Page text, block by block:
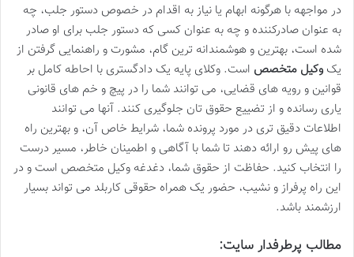
در مواجهه با هرگونه ابهام یا نیاز به اقدام در خصوص دستور جلب، چه
به عنوان صادرکننده و چه به عنوان کسی که دستور جلب برای او صادر
شده است، بهترین و هوشمندانه ترین گام، مشورت و راهنمایی گرفتن از
یک وکیل متخصص است. وکلای پایه یک دادگستری با احاطه کامل بر
قوانین و رویه های قضایی، می توانند شما را در پیچ و خم های قانونی
یاری رسانده و از تضییع حقوق تان جلوگیری کنند. آنها می توانند
اطلاعات دقیق تری در مورد پرونده شما، شرایط خاص آن، و بهترین راه
های پیش رو ارائه دهند تا شما با آگاهی و اطمینان خاطر، مسیر درست
را انتخاب کنید. حفاظت از حقوق شما، دغدغه وکیل متخصص است و در
این راه پرفراز و نشیب، حضور یک همراه حقوقی کاربلد می تواند بسیار
ارزشمند باشد.
مطالب پرطرفدار سایت: